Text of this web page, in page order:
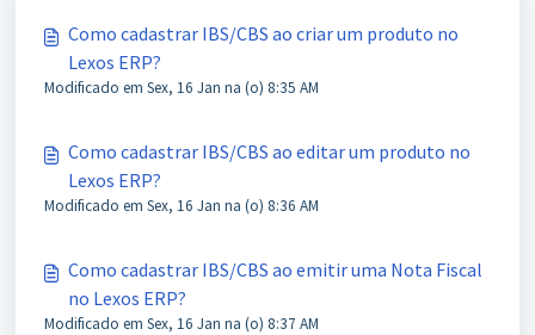
Como cadastrar IBS/CBS ao criar um produto no
Lexos ERP?
Modificado em Sex, 16 Jan na (o) 8:35 AM
Como cadastrar IBS/CBS ao editar um produto no
Lexos ERP?
Modificado em Sex, 16 Jan na (o) 8:36 AM
Como cadastrar IBS/CBS ao emitir uma Nota Fiscal
no Lexos ERP?
Modificado em Sex, 16 Jan na (o) 8:37 AM